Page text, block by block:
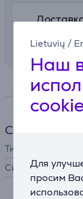
Lietuvių /
Наш
Для
просим
11. - 13.
Светильник
Тип лампы
Сила света